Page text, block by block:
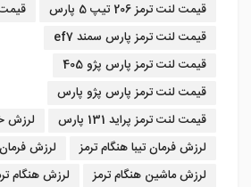
قیمت لنت ترمز 206 تیپ 5 پارس
قیمت لنت ترمز پارس سمند ef7
قیمت لنت ترمز پارس پژو 405
قیمت لنت ترمز پارس پژو پارس
قیمت لنت ترمز پراید 131 پارس
لرزش
لرزش فرمان تیبا هنگام ترمز
لرزش
لرزش ماشین هنگام ترمز
لرزش هنگام